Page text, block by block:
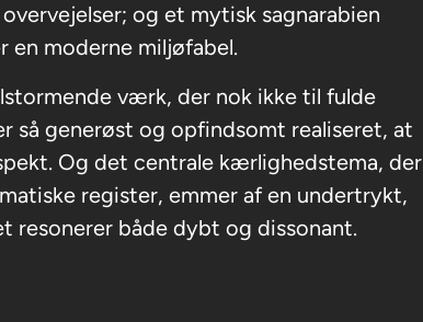
og et mytisk sagnarabien
en moderne miljøfabel.
værk, der nok ikke til fulde
så generøst og opfindsomt realiseret, at
Og det centrale kærlighedstema, der
register, emmer af en undertrykt,
resonerer både dybt og dissonant.